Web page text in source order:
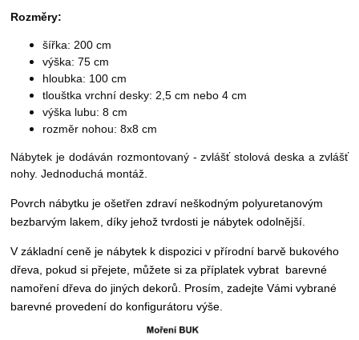
Rozměry:
šířka: 200 cm
výška: 75 cm
hloubka: 100 cm
tlouštka vrchní desky: 2,5 cm nebo 4 cm
výška lubu: 8 cm
rozměr nohou: 8x8 cm
Nábytek je dodáván rozmontovaný - zvlášť stolová deska a zvlášť
nohy. Jednoduchá montáž.
Povrch nábytku je ošetřen zdraví neškodným polyuretanovým
bezbarvým lakem, díky jehož tvrdosti je nábytek odolnější.
V základní ceně je nábytek k dispozici v přírodní barvě bukového
dřeva, pokud si přejete, můžete si za příplatek vybrat barevné
namoření dřeva do jiných dekorů. Prosím, zadejte Vámi vybrané
barevné provedení do konfigurátoru výše.